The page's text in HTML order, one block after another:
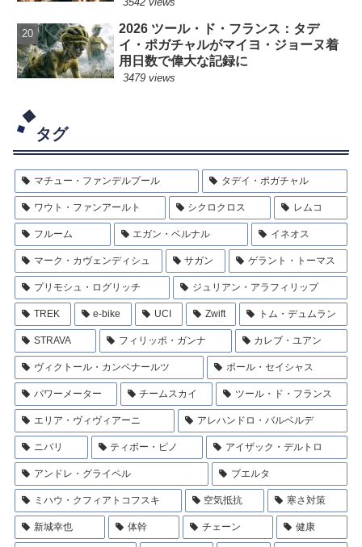
2026 ツール・ド・フランス：タデ
イ・ポガチャルがマイヨ・ジョーヌ着
用日数で偉大な記録に
3479 views
タグ
マチュー・ファンデルプール タデイ・ポガチャル
ワウト・ファンアールト シクロクロス レムコ
フルーム エガン・ベルナル イネオス
マーク・カヴェンディシュ サガン ゲラント・トーマス
プリモシュ・ログリッチ ジュリアン・アラフィリップ
TREK e-bike UCI Zwift トム・デュムラン
STRAVA フィリッポ・ガンナ カレブ・ユアン
ヴィクトール・カンペナールツ ポール・セイシャス
パワーメーター チームスカイ ツール・ド・フランス
エリア・ヴィヴィアーニ アレハンドロ・バルベルデ
ニバリ ティボー・ピノ アイザック・デルトロ
アンドレ・グライペル ブエルタ
ミハウ・クフィアトコフスキ 空気抵抗 寒さ対策
新城幸也 体幹 チェーン 健康